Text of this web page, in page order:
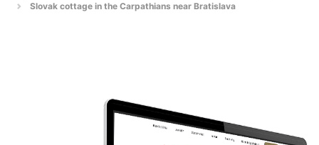
Slovak cottage in the Carpathians near Bratislava